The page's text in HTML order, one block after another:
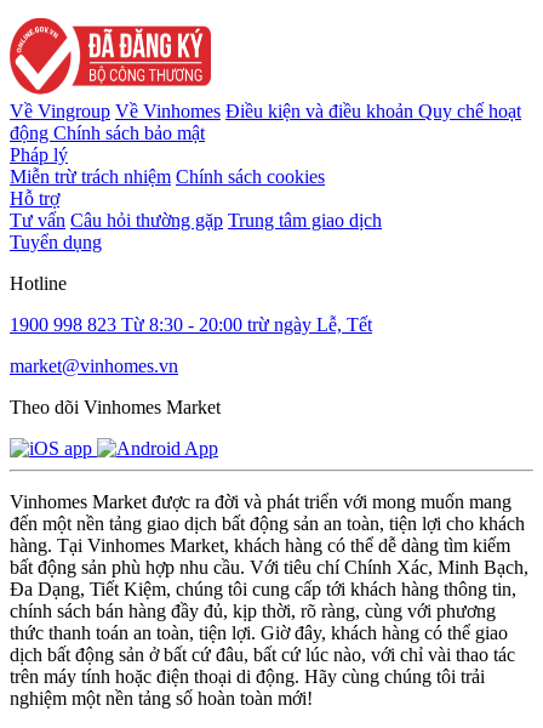
Về Vingroup Về Vinhomes Điều kiện và điều khoản Quy chế hoạt
động Chính sách bảo mật
Pháp lý
Miễn trừ trách nhiệm Chính sách cookies
Hỗ trợ
Tư vấn Câu hỏi thường gặp Trung tâm giao dịch
Tuyển dụng
Hotline
1900 998 823 Từ 8:30 - 20:00 trừ ngày Lễ, Tết
market@vinhomes.vn
Theo dõi Vinhomes Market
Vinhomes Market được ra đời và phát triển với mong muốn mang
đến một nền tảng giao dịch bất động sản an toàn, tiện lợi cho khách
hàng. Tại Vinhomes Market, khách hàng có thể dễ dàng tìm kiếm
bất động sản phù hợp nhu cầu. Với tiêu chí Chính Xác, Minh Bạch,
Đa Dạng, Tiết Kiệm, chúng tôi cung cấp tới khách hàng thông tin,
chính sách bán hàng đầy đủ, kịp thời, rõ ràng, cùng với phương
thức thanh toán an toàn, tiện lợi. Giờ đây, khách hàng có thể giao
dịch bất động sản ở bất cứ đâu, bất cứ lúc nào, với chỉ vài thao tác
trên máy tính hoặc điện thoại di động. Hãy cùng chúng tôi trải
nghiệm một nền tảng số hoàn toàn mới!